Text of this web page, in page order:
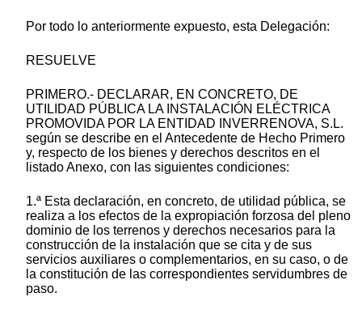
Por todo lo anteriormente expuesto, esta Delegación:
RESUELVE
PRIMERO.- DECLARAR, EN CONCRETO, DE
UTILIDAD PÚBLICA LA INSTALACIÓN ELÉCTRICA
PROMOVIDA POR LA ENTIDAD INVERRENOVA, S.L.
según se describe en el Antecedente de Hecho Primero
y, respecto de los bienes y derechos descritos en el
listado Anexo, con las siguientes condiciones:
1.ª Esta declaración, en concreto, de utilidad pública, se
realiza a los efectos de la expropiación forzosa del pleno
dominio de los terrenos y derechos necesarios para la
construcción de la instalación que se cita y de sus
servicios auxiliares o complementarios, en su caso, o de
la constitución de las correspondientes servidumbres de
paso.